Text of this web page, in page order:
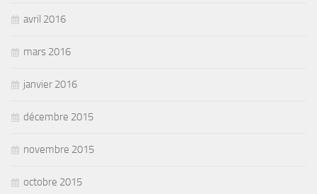
avril 2016
mars 2016
janvier 2016
décembre 2015
novembre 2015
octobre 2015